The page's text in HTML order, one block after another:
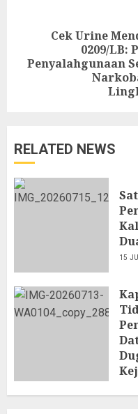
Next
Cek Urine
0209/LB:
Penyalahgunaan
RELATED NEWS
15